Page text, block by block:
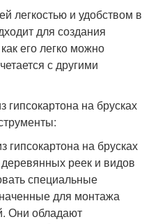
легкостью и удобством в
для создания
его легко можно
с другими
гипсокартона на брусках
гипсокартона на брусках
реек и видов
специальные
для монтажа
Они обладают